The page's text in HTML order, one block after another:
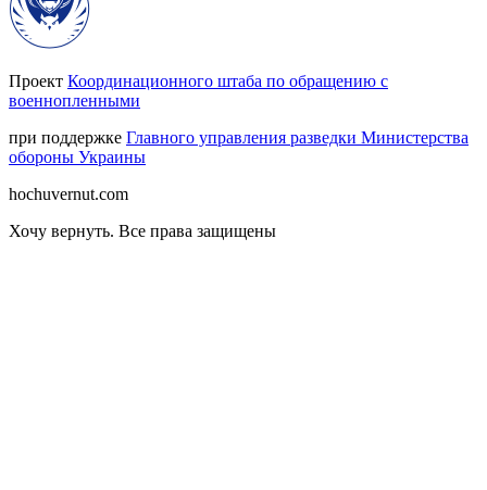
Проект Координационного штаба по обращению с
военнопленными
при поддержке Главного управления разведки Министерства
обороны Украины
hochuvernut.com
Хочу вернуть. Все права защищены